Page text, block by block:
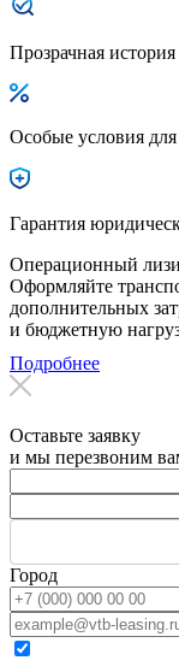
Прозрачная история
Особые условия
Гарантия
Операционный
Оформляйте
дополнительных
и бюджетную
Подробнее
Оставьте заявку
и мы перезвоним
Город